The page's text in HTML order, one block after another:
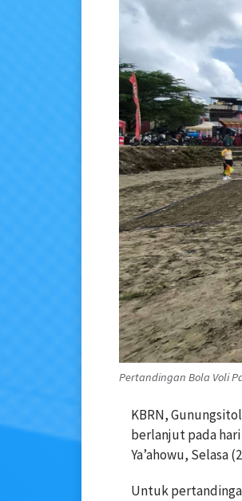
Pertandingan Bola Voli
KBRN,
berlanjut pada hari
Ya’ahowu, Selasa
Untuk